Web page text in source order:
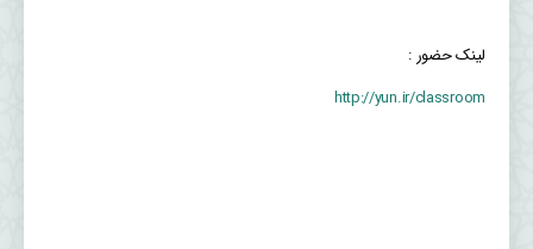
لینک حضور :
http://yun.ir/classroom